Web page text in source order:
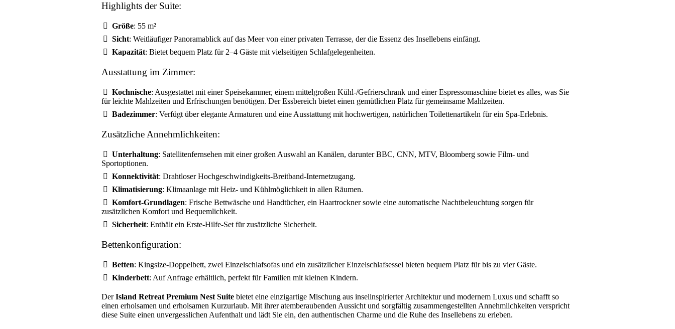
Highlights der Suite:
Größe: 55 m²
Sicht: Weitläufiger Panoramablick auf das Meer von einer privaten Terrasse, der die Essenz des Insellebens einfängt.
Kapazität: Bietet bequem Platz für 2–4 Gäste mit vielseitigen Schlafgelegenheiten.
Ausstattung im Zimmer:
Kochnische: Ausgestattet mit einer Speisekammer, einem mittelgroßen Kühl-/Gefrierschrank und einer Espressomaschine bietet es alles, was Sie
für leichte Mahlzeiten und Erfrischungen benötigen. Der Essbereich bietet einen gemütlichen Platz für gemeinsame Mahlzeiten.
Badezimmer: Verfügt über elegante Armaturen und eine Ausstattung mit hochwertigen, natürlichen Toilettenartikeln für ein Spa-Erlebnis.
Zusätzliche Annehmlichkeiten:
Unterhaltung: Satellitenfernsehen mit einer großen Auswahl an Kanälen, darunter BBC, CNN, MTV, Bloomberg sowie Film- und
Sportoptionen.
Konnektivität: Drahtloser Hochgeschwindigkeits-Breitband-Internetzugang.
Klimatisierung: Klimaanlage mit Heiz- und Kühlmöglichkeit in allen Räumen.
Komfort-Grundlagen: Frische Bettwäsche und Handtücher, ein Haartrockner sowie eine automatische Nachtbeleuchtung sorgen für
zusätzlichen Komfort und Bequemlichkeit.
Sicherheit: Enthält ein Erste-Hilfe-Set für zusätzliche Sicherheit.
Bettenkonfiguration:
Betten: Kingsize-Doppelbett, zwei Einzelschlafsofas und ein zusätzlicher Einzelschlafsessel bieten bequem Platz für bis zu vier Gäste.
Kinderbett: Auf Anfrage erhältlich, perfekt für Familien mit kleinen Kindern.
DerIsland Retreat Premium Nest Suite bietet eine einzigartige Mischung aus inselinspirierter Architektur und modernem Luxus und schafft so
einen erholsamen und erholsamen Kurzurlaub. Mit ihrer atemberaubenden Aussicht und sorgfältig zusammengestellten Annehmlichkeiten verspricht
diese Suite einen unvergesslichen Aufenthalt und lädt Sie ein, den authentischen Charme und die Ruhe des Insellebens zu erleben.